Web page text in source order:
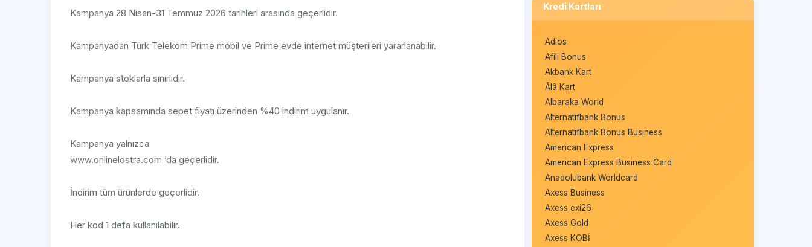
Kampanya 28 Nisan-31 Temmuz 2026 tarihleri arasında geçerlidir.
Kampanyadan Türk Telekom Prime mobil ve Prime evde internet müşterileri yararlanabilir.
Kampanya stoklarla sınırlıdır.
Kampanya kapsamında sepet fiyatı üzerinden %40 indirim uygulanır.
Kampanya yalnızca
www.onlinelostra.com ’da geçerlidir.
İndirim tüm ürünlerde geçerlidir.
Her kod 1 defa kullanılabilir.
Kredi Kartları
Adios
Afili Bonus
Akbank Kart
Âlâ Kart
Albaraka World
Alternatifbank Bonus
Alternatifbank Bonus Business
American Express
American Express Business Card
Anadolubank Worldcard
Axess Business
Axess exi26
Axess Gold
Axess KOBİ